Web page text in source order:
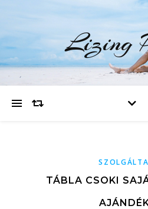
Lizing
TÁBLA CSOKI